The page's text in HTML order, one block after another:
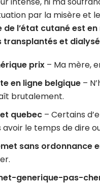
par la misère et le
de l’état cutané est
transplantés et
prix – Ma mère,
en ligne belgique –
brutalement.
quebec – Certains
le temps de dire
sans ordonnance
generique-pas-